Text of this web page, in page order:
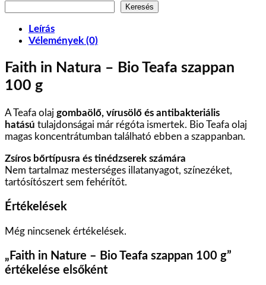
Keresés
Leírás
Vélemények (0)
Faith in Natura – Bio Teafa szappan
100 g
A Teafa olaj gombaölő, vírusölő és antibakteriális
hatású tulajdonságai már régóta ismertek. Bio Teafa olaj
magas koncentrátumban található ebben a szappanban.
Zsíros bőrtípusra és tinédzserek számára
Nem tartalmaz mesterséges illatanyagot, színezéket,
tartósítószert sem fehérítőt.
Értékelések
Még nincsenek értékelések.
„Faith in Nature – Bio Teafa szappan 100 g”
értékelése elsőként